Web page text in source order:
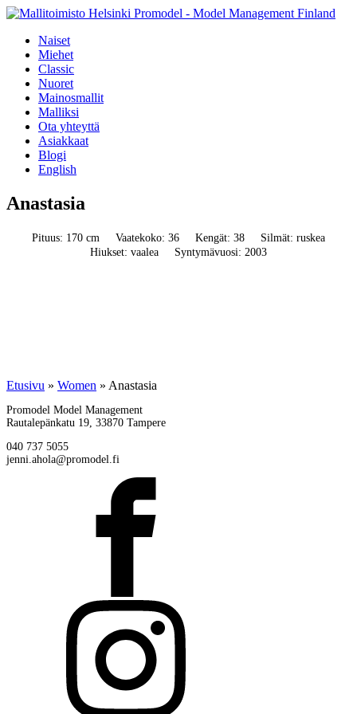
Naiset
Miehet
Classic
Nuoret
Mainosmallit
Malliksi
Ota yhteyttä
Asiakkaat
Blogi
English
Anastasia
Pituus: 170 cm Vaatekoko: 36 Kengät: 38
Silmät: ruskea
Hiukset: vaalea
Syntymävuosi: 2003
Etusivu » Women » Anastasia
Promodel Model Management
Rautalepänkatu 19, 33870 Tampere
040 737 5055
jenni.ahola@promodel.fi